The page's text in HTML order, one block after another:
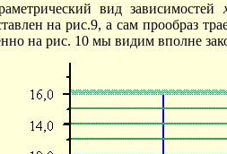
вид зависимостей
на рис.9, а сам прообраз
на рис. 10 мы видим вполне